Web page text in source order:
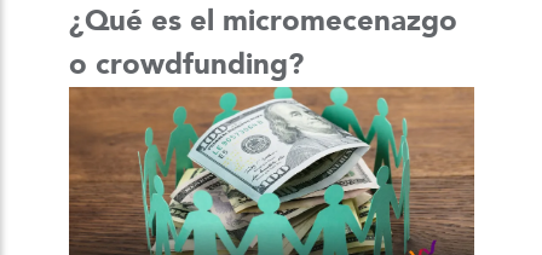
¿Qué es el micromecenazgo
o crowdfunding?